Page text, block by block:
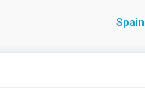
Spain